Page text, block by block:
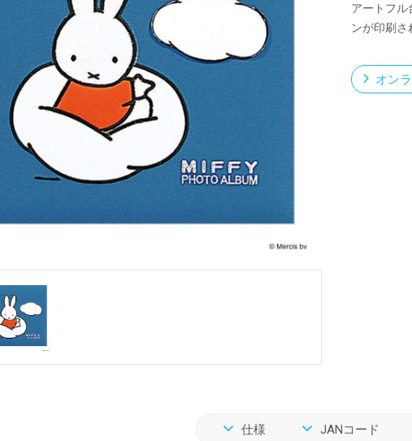
アートフル
ンが印刷
オン
仕様 JANコード